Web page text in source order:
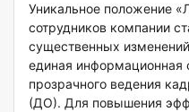
Уникальное положение
сотрудников компании
существенных
единая информационная
прозрачного ведения
(ДО). Для повышения